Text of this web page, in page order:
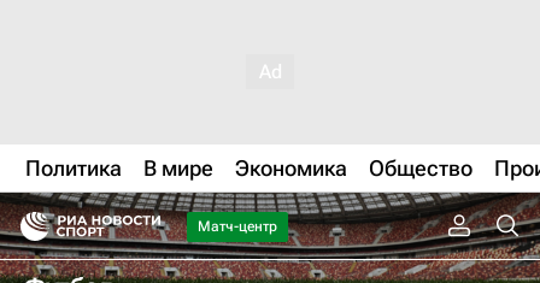
Политика В мире Экономика Общество
Матч-центр